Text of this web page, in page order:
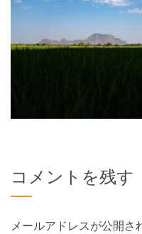
コメントを残す
メールアドレスが公開さ